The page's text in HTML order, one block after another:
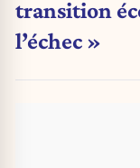
transition
l’échec »